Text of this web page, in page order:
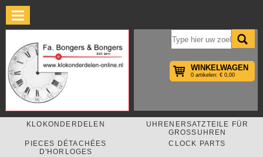
WINKELWAGEN
0 artikelen: € 0,00
KLOKONDERDELEN
UHRENERSATZTEILE FÜR
GROSSUHREN
PIECES DÉTACHÉES
D'HORLOGES
CLOCK PARTS